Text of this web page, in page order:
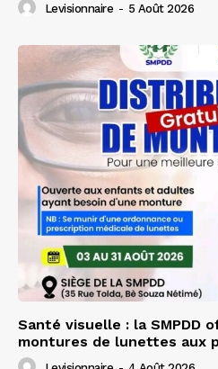
Levisionnaire - 5 Août 2026
Santé visuelle : la SMPDD
montures de lunettes aux